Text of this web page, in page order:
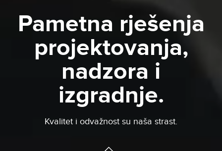
Pametna rješenja
projektovanja,
nadzora i
izgradnje.
Kvalitet i odvažnost su naša strast.